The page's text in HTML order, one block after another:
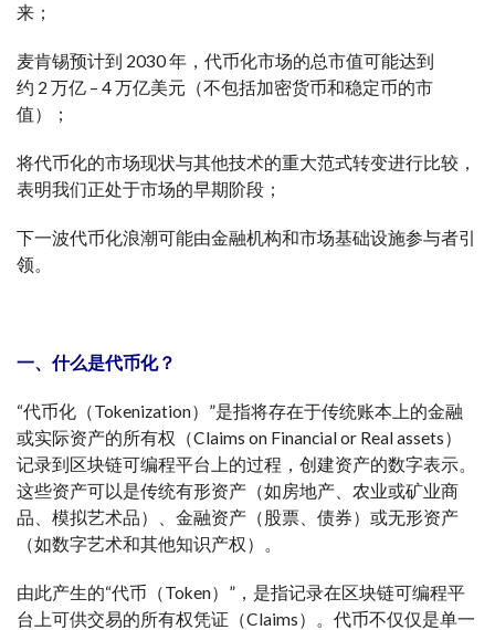
来；
麦肯锡预计到 2030 年，代币化市场的总市值可能达到
约 2 万亿 – 4 万亿美元（不包括加密货币和稳定币的市
值）；
将代币化的市场现状与其他技术的重大范式转变进行比较，
表明我们正处于市场的早期阶段；
下一波代币化浪潮可能由金融机构和市场基础设施参与者引
领。
一、什么是代币化？
“代币化（Tokenization）”是指将存在于传统账本上的金融
或实际资产的所有权（Claims on Financial or Real assets）
记录到区块链可编程平台上的过程，创建资产的数字表示。
这些资产可以是传统有形资产（如房地产、农业或矿业商
品、模拟艺术品）、金融资产（股票、债券）或无形资产
（如数字艺术和其他知识产权）。
由此产生的“代币（Token）”，是指记录在区块链可编程平
台上可供交易的所有权凭证（Claims）。代币不仅仅是单一